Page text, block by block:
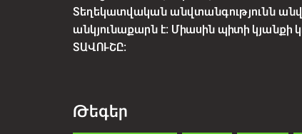
Տեղեկատվական անվտանգությունն
անկյունաքարն է: Միասին պիտի կյանքի
ՏԱՎՈՒՇԸ:
Թեգեր